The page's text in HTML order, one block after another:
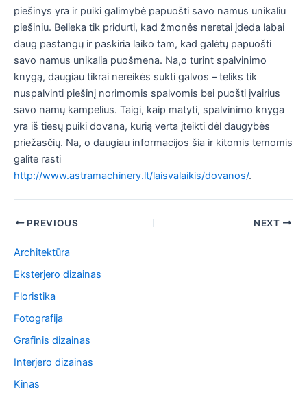
piešinys yra ir puiki galimybė papuošti savo namus unikaliu
piešiniu. Belieka tik pridurti, kad žmonės neretai įdeda labai
daug pastangų ir paskiria laiko tam, kad galėtų papuošti
savo namus unikalia puošmena. Na,o turint spalvinimo
knygą, daugiau tikrai nereikės sukti galvos – teliks tik
nuspalvinti piešinį norimomis spalvomis bei puošti įvairius
savo namų kampelius. Taigi, kaip matyti, spalvinimo knyga
yra iš tiesų puiki dovana, kurią verta įteikti dėl daugybės
priežasčių. Na, o daugiau informacijos šia ir kitomis temomis
galite rasti
http://www.astramachinery.lt/laisvalaikis/dovanos/.
PostPREVIOUS NEXT
Architektūra
Eksterjero dizainas
Floristika
Fotografija
Grafinis dizainas
Interjero dizainas
Kinas